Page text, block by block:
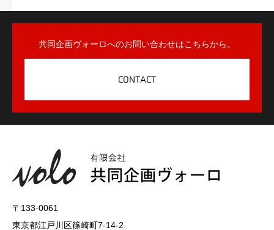
共同企画ヴォーロへのお問い合わせはこちらから。
CONTACT
〒133-0061
東京都江戸川区篠崎町7-14-2